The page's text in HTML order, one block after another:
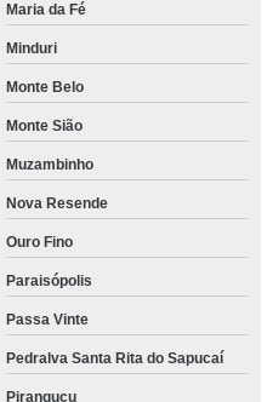
Maria da Fé
Minduri
Monte Belo
Monte Sião
Muzambinho
Nova Resende
Ouro Fino
Paraisópolis
Passa Vinte
Pedralva Santa Rita do Sapucaí
Piranguçu